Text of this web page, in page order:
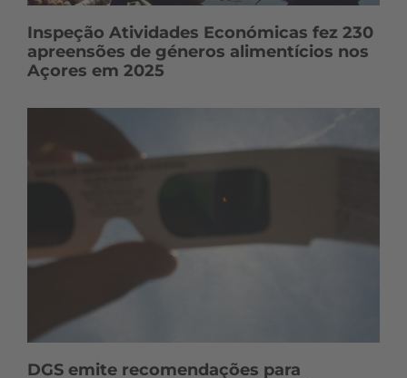
Inspeção Atividades Económicas fez 230
apreensões de géneros alimentícios nos
Açores em 2025
DGS emite recomendações para